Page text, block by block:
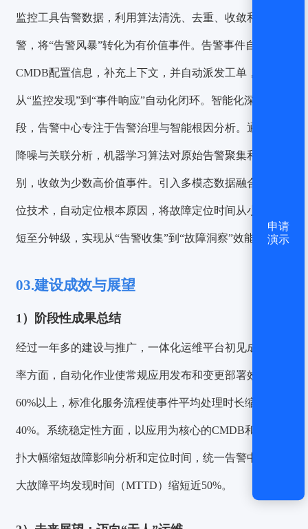
监控工具告警数据，利用算法清洗、去重、收敛和抑制告
警，将“告警风暴”转化为有价值事件。告警事件自动关联
CMDB配置信息，补充上下文，并自动派发工单，实现
从“监控发现”到“事件响应”自动化闭环。智能化深化阶
段，告警中心专注于告警治理与智能根因分析。通过智能
降噪与关联分析，机器学习算法对原始告警聚集和模式识
别，收敛为少数高价值事件。引入多模态数据融合根因定
位技术，自动定位根本原因，将故障定位时间从小时级缩
短至分钟级，实现从“告警收集”到“故障洞察”效能跃升。
03.建设成效与展望
1） 阶段性成果总结
经过一年多的建设与推广，一体化运维平台初见成效。效
率方面，自动化作业使常规应用发布和变更部署效率提升
60%以上，标准化服务流程使事件平均处理时长缩短
40%。系统稳定性方面，以应用为核心的CMDB和关联拓
扑大幅缩短故障影响分析和定位时间，统一告警中心使重
大故障平均发现时间（MTTD）缩短近50%。
申请
演示